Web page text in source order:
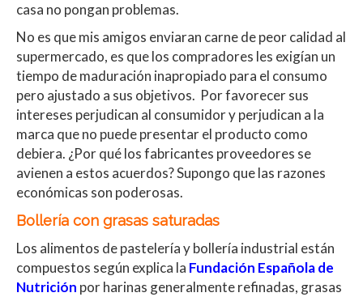
casa no pongan problemas.
No es que mis amigos enviaran carne de peor calidad al
supermercado, es que los compradores les exigían un
tiempo de maduración inapropiado para el consumo
pero ajustado a sus objetivos. Por favorecer sus
intereses perjudican al consumidor y perjudican a la
marca que no puede presentar el producto como
debiera. ¿Por qué los fabricantes proveedores se
avienen a estos acuerdos? Supongo que las razones
económicas son poderosas.
Bollería con grasas saturadas
Los alimentos de pastelería y bollería industrial están
compuestos según explica la Fundación Española de
Nutrición por harinas generalmente refinadas, grasas